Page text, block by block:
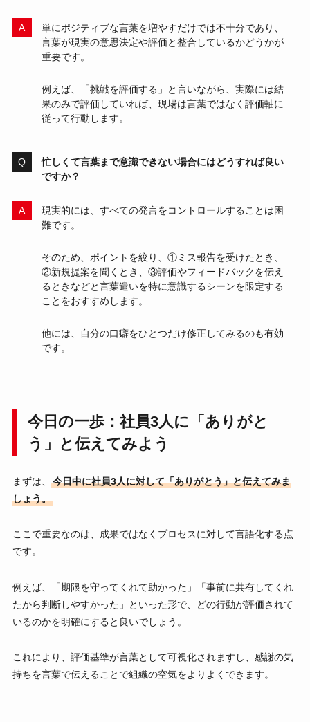
単にポジティブな言葉を増やすだけでは不十分であり、
言葉が現実の意思決定や評価と整合しているかどうかが
重要です。
例えば、「挑戦を評価する」と言いながら、実際には結
果のみで評価していれば、現場は言葉ではなく評価軸に
従って行動します。
忙しくて言葉まで意識できない場合にはどうすれば良い
ですか？
現実的には、すべての発言をコントロールすることは困
難です。
そのため、ポイントを絞り、①ミス報告を受けたとき、
②新規提案を聞くとき、③評価やフィードバックを伝え
るときなどと言葉遣いを特に意識するシーンを限定する
ことをおすすめします。
他には、自分の口癖をひとつだけ修正してみるのも有効
です。
今日の一歩：社員3人に「ありがと
う」と伝えてみよう
まずは、
今日中に社員3人に対して「ありがとう」と伝えてみま
しょう。
ここで重要なのは、成果ではなくプロセスに対して言語化する点
です。
例えば、「期限を守ってくれて助かった」「事前に共有してくれ
たから判断しやすかった」といった形で、どの行動が評価されて
いるのかを明確にすると良いでしょう。
これにより、評価基準が言葉として可視化されますし、感謝の気
持ちを言葉で伝えることで組織の空気をよりよくできます。